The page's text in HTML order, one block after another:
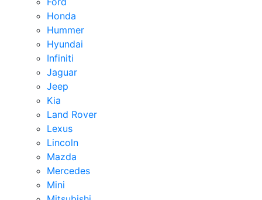
Honda
Hummer
Hyundai
Infiniti
Jaguar
Jeep
Kia
Land Rover
Lexus
Lincoln
Mazda
Mercedes
Mini